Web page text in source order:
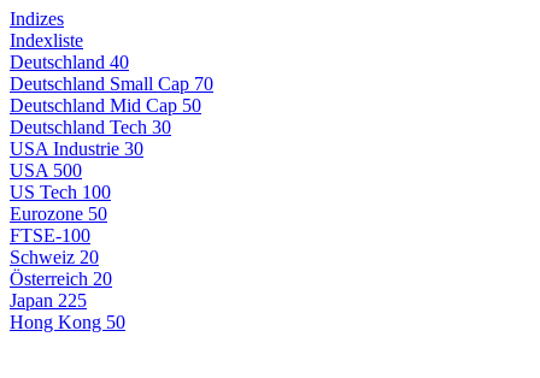
Indizes
Indexliste
Deutschland 40
Deutschland Small Cap 70
Deutschland Mid Cap 50
Deutschland Tech 30
USA Industrie 30
USA 500
US Tech 100
Eurozone 50
FTSE-100
Schweiz 20
Österreich 20
Japan 225
Hong Kong 50